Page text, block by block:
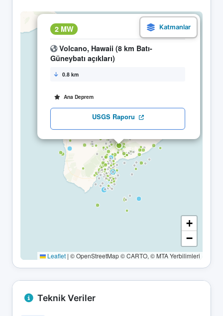
2 MW 30.04 10:55
Volcano, Hawaii (8 km Batı-
Güneybatı açıkları)
0.8 km
Ana Deprem
USGS Raporu
×
+
−
Leaflet | © OpenStreetMap © CARTO, © MTA Yerbilimleri
Teknik Veriler